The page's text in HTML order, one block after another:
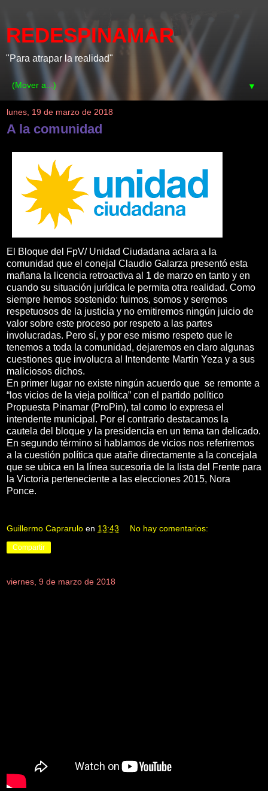
REDESPINAMAR
"Para atrapar la realidad"
▼
lunes, 19 de marzo de 2018
A la comunidad
El Bloque del FpV/ Unidad Ciudadana aclara a la
comunidad que el conejal Claudio Galarza presentó esta
mañana la licencia retroactiva al 1 de marzo en tanto y en
cuando su situación jurídica le permita otra realidad. Como
siempre hemos sostenido: fuimos, somos y seremos
respetuosos de la justicia y no emitiremos ningún juicio de
valor sobre este proceso por respeto a las partes
involucradas. Pero sí, y por ese mismo respeto que le
tenemos a toda la comunidad, dejaremos en claro algunas
cuestiones que involucra al Intendente Martín Yeza y a sus
maliciosos dichos.
En primer lugar no existe ningún acuerdo que se remonte a
“los vicios de la vieja política” con el partido político
Propuesta Pinamar (ProPin), tal como lo expresa el
intendente municipal. Por el contrario destacamos la
cautela del bloque y la presidencia en un tema tan delicado.
En segundo término si hablamos de vicios nos referiremos
a la cuestión política que atañe directamente a la concejala
que se ubica en la línea sucesoria de la lista del Frente para
la Victoria perteneciente a las elecciones 2015, Nora
Ponce.
Guillermo Caprarulo en 13:43 No hay comentarios:
Compartir
viernes, 9 de marzo de 2018